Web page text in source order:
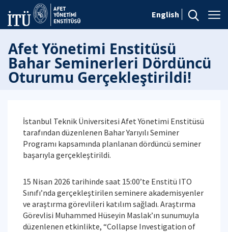
English
Afet Yönetimi Enstitüsü
Bahar Seminerleri Dördüncü
Oturumu Gerçekleştirildi!
İstanbul Teknik Üniversitesi Afet Yönetimi Enstitüsü
tarafından düzenlenen Bahar Yarıyılı Seminer
Programı kapsamında planlanan dördüncü seminer
başarıyla gerçekleştirildi.
15 Nisan 2026 tarihinde saat 15:00’te Enstitü ITO
Sınıfı’nda gerçekleştirilen seminere akademisyenler
ve araştırma görevlileri katılım sağladı. Araştırma
Görevlisi Muhammed Hüseyin Maslak’ın sunumuyla
düzenlenen etkinlikte, “Collapse Investigation of